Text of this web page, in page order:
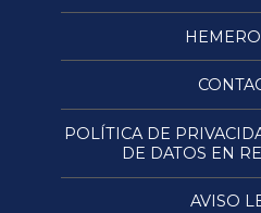
POLÍTICA DE
DE DATOS EN
AVISO